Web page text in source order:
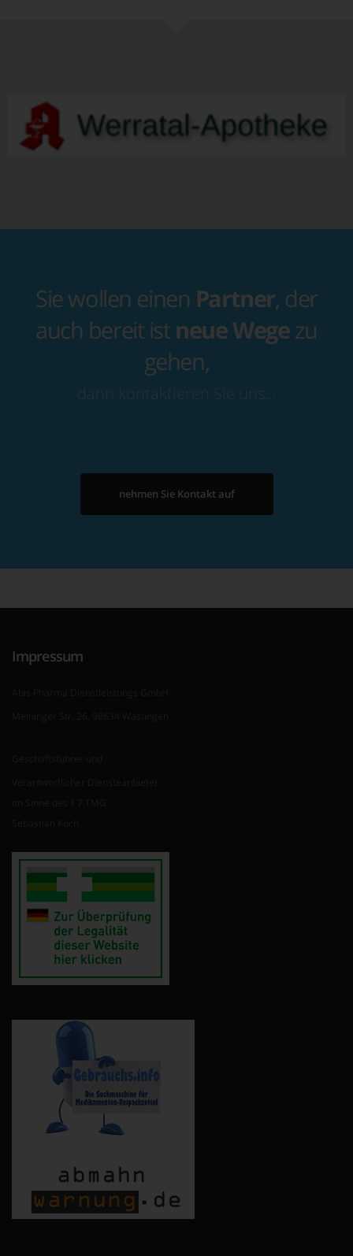
Sie wollen einen Partner, der
auch bereit ist neue Wegezu
gehen,
dann kontaktieren Sie uns…
nehmen Sie Kontakt auf
Impressum